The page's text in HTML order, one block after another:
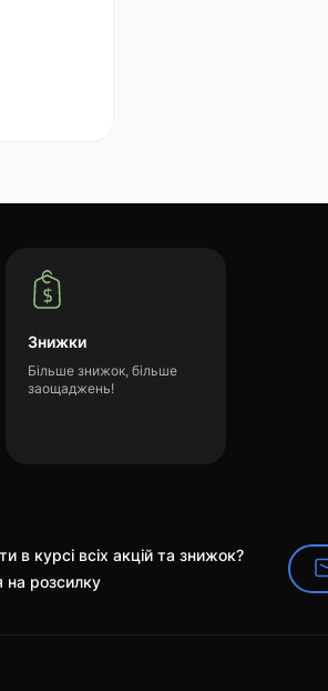
Знижки
Більше знижок, більше
заощаджень!
в курсі всіх акцій та знижок?
на розсилку